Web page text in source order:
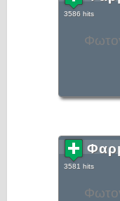
3586 hits
3581 hits